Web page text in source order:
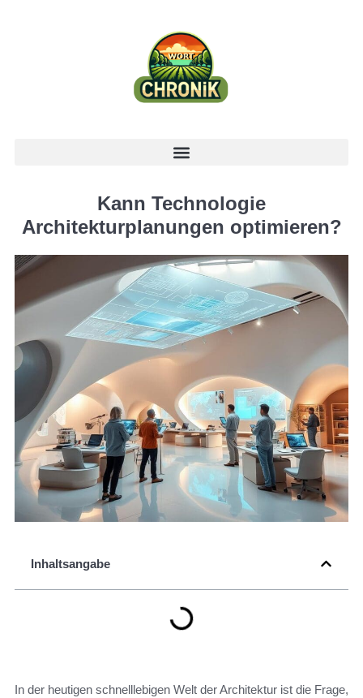
Kann Technologie
Architekturplanungen optimieren?
Inhaltsangabe
In der heutigen schnelllebigen Welt der Architektur ist die Frage,